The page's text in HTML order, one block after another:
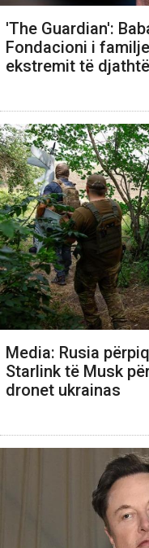
'The Guardian':
Fondacioni i
ekstremit të
Media: Rusia
Starlink të Musk
dronet ukrainas